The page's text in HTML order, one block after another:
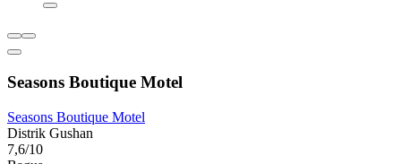
Seasons Boutique Motel
Seasons Boutique Motel
Distrik Gushan
7,6/10